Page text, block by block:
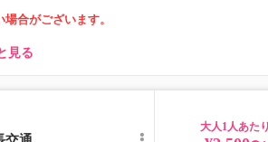
合がございます。
見る
大人